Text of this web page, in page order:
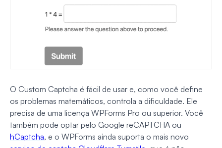
O Custom Captcha é fácil de usar e, como você define
os problemas matemáticos, controla a dificuldade. Ele
precisa de uma licença WPForms Pro ou superior. Você
também pode optar pelo Google reCAPTCHA ou
hCaptcha, e o WPForms ainda suporta o mais novo